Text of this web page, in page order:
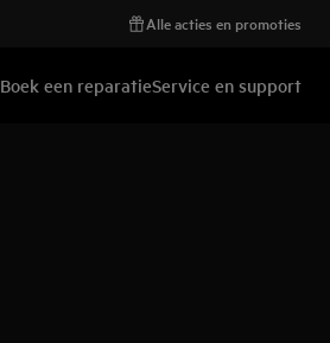
Alle acties en promoties
Boek een reparatieService en support